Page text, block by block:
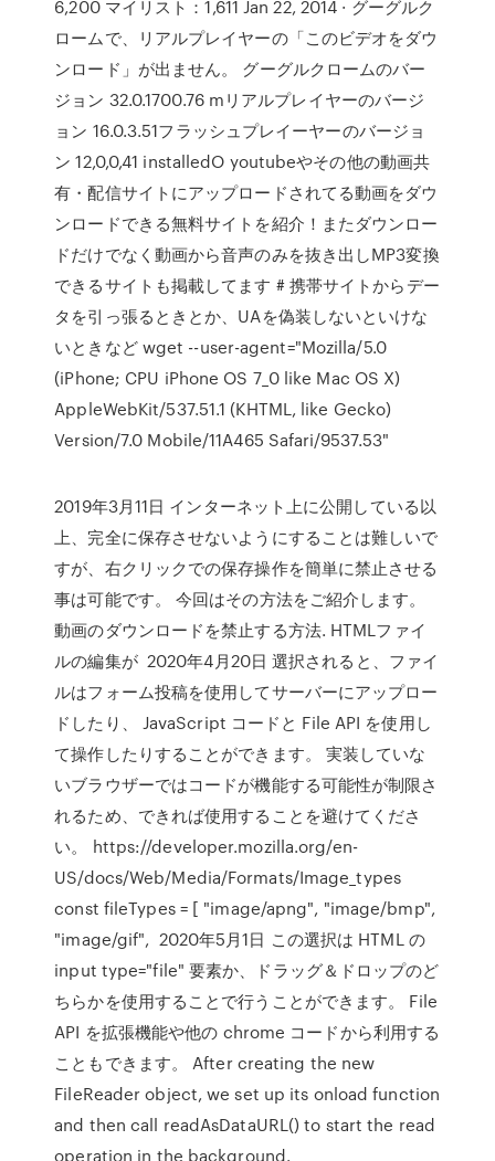
6,200 マイリスト：1,611 Jan 22, 2014 · グーグルク
ロームで、リアルプレイヤーの「このビデオをダウ
ンロード」が出ません。 グーグルクロームのバー
ジョン 32.0.1700.76 mリアルプレイヤーのバージ
ョン 16.0.3.51フラッシュプレイーヤーのバージョ
ン 12,0,0,41 installedO youtubeやその他の動画共
有・配信サイトにアップロードされてる動画をダウ
ンロードできる無料サイトを紹介！またダウンロー
ドだけでなく動画から音声のみを抜き出しMP3変換
できるサイトも掲載してます # 携帯サイトからデー
タを引っ張るときとか、UAを偽装しないといけな
いときなど wget --user-agent="Mozilla/5.0
(iPhone; CPU iPhone OS 7_0 like Mac OS X)
AppleWebKit/537.51.1 (KHTML, like Gecko)
Version/7.0 Mobile/11A465 Safari/9537.53"
2019年3月11日 インターネット上に公開している以
上、完全に保存させないようにすることは難しいで
すが、右クリックでの保存操作を簡単に禁止させる
事は可能です。 今回はその方法をご紹介します。
動画のダウンロードを禁止する方法. HTMLファイ
ルの編集が 2020年4月20日 選択されると、ファイ
ルはフォーム投稿を使用してサーバーにアップロー
ドしたり、 JavaScript コードと File API を使用し
て操作したりすることができます。 実装していな
いブラウザーではコードが機能する可能性が制限さ
れるため、できれば使用することを避けてくださ
い。 https://developer.mozilla.org/en-
US/docs/Web/Media/Formats/Image_types
const fileTypes = [ "image/apng", "image/bmp",
"image/gif", 2020年5月1日 この選択は HTML の
input type="file" 要素か、ドラッグ＆ドロップのど
ちらかを使用することで行うことができます。 File
API を拡張機能や他の chrome コードから利用する
こともできます。 After creating the new
FileReader object, we set up its onload function
and then call readAsDataURL() to start the read
operation in the background.